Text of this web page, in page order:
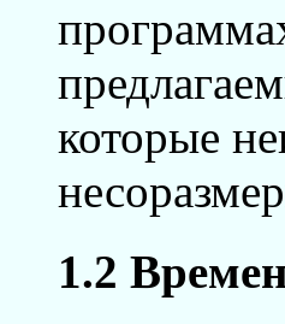
которые
1.2